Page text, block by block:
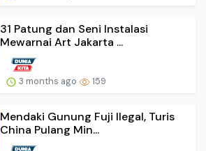
31 Patung dan Seni Instalasi
Mewarnai Art Jakarta ...
3 months ago 159
Mendaki Gunung Fuji Ilegal, Turis
China Pulang Min...